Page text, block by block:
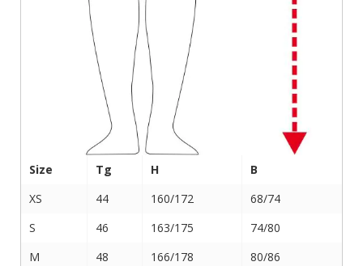
Size Tg H
B
XS
44 160/172
68/74
S
46 163/175
74/80
M
48 166/178
80/86